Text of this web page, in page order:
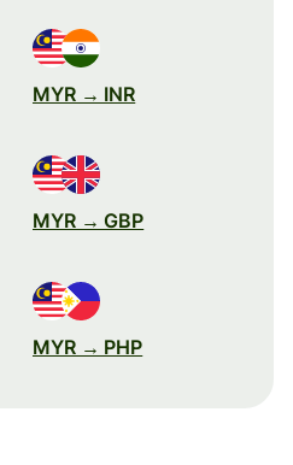
MYR → INR
MYR → GBP
MYR → PHP